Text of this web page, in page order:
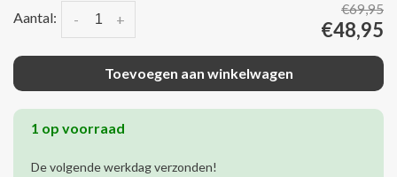
Aantal: +
-
€69,95
€48,95
Toevoegen aan winkelwagen
1 op voorraad
De volgende werkdag verzonden!